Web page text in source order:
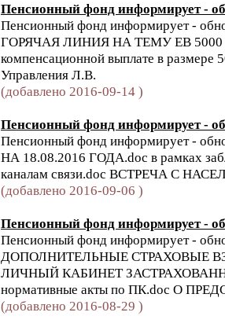
Пенсионный фонд информирует -
Пенсионный фонд информирует -
ГОРЯЧАЯ ЛИНИЯ НА ТЕМУ ЕВ 5000
компенсационной выплате в размере
Управления Л.В.
(добавлено 2016-09-14 )
Пенсионный фонд информирует -
Пенсионный фонд информирует -
НА 18.08.2016 ГОДА.doc в рамках
каналам связи.doc ВСТРЕЧА С
(добавлено 2016-09-06 )
Пенсионный фонд информирует -
Пенсионный фонд информирует -
ДОПОЛНИТЕЛЬНЫЕ СТРАХОВЫЕ
ЛИЧНЫЙ КАБИНЕТ
нормативные акты по ПК.doc О
(добавлено 2016-08-29 )